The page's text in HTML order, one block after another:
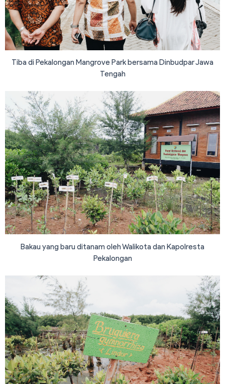
Tiba di Pekalongan Mangrove Park bersama Dinbudpar Jawa
Tengah
Bakau yang baru ditanam oleh Walikota dan Kapolresta
Pekalongan